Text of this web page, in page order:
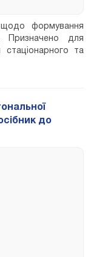
щодо формування
Призначено для
стаціонарного та
до